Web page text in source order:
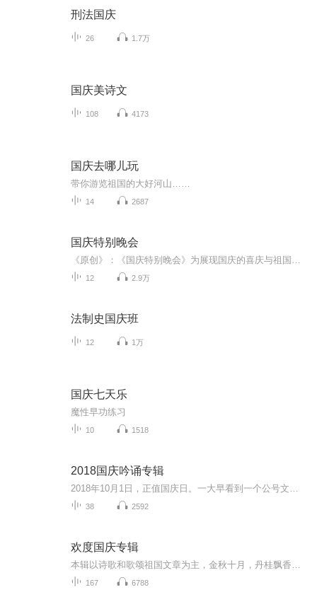
刑法国庆
26 1.7万
国庆美诗文
108 4173
国庆去哪儿玩
带你游览祖国的大好河山……
14 2687
国庆特别晚会
12 2.9万
法制史国庆班
12 1万
国庆七天乐
魔性早功练习
10 1518
2018国庆吟诵专辑
38 2592
欢度国庆专辑
167 6788